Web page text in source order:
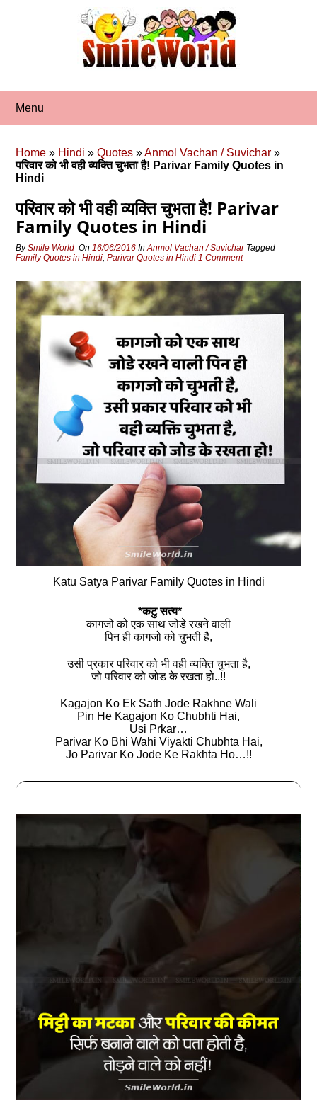
Menu
Home » Hindi »Quotes »Anmol Vachan / Suvichar »
परिवार को भी वही व्यक्ति चुभता है! Parivar Family Quotes in
Hindi
परिवार को भी वही व्यक्ति चुभता है! Parivar
Family Quotes in Hindi
BySmile World On16/06/2016 InAnmol Vachan / Suvichar Tagged
Family Quotes in Hindi,Parivar Quotes in Hindi 1 Comment
Katu Satya Parivar Family Quotes in Hindi
*कटु सत्य*
कागजो को एक साथ जोडे रखने वाली
पिन ही कागजो को चुभती है,
उसी प्रकार परिवार को भी वही व्यक्ति चुभता है,
जो परिवार को जोड के रखता हो..!!
Kagajon Ko Ek Sath Jode Rakhne Wali
Pin He Kagajon Ko Chubhti Hai,
Usi Prkar…
Parivar Ko Bhi Wahi Viyakti Chubhta Hai,
Jo Parivar Ko Jode Ke Rakhta Ho…!!